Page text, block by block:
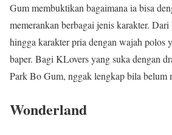
Gum membuktikan bagaimana ia bisa
memerankan berbagai jenis karakter.
hingga karakter pria dengan wajah polos
baper. Bagi KLovers yang suka dengan
Park Bo Gum, nggak lengkap bila belum
Wonderland